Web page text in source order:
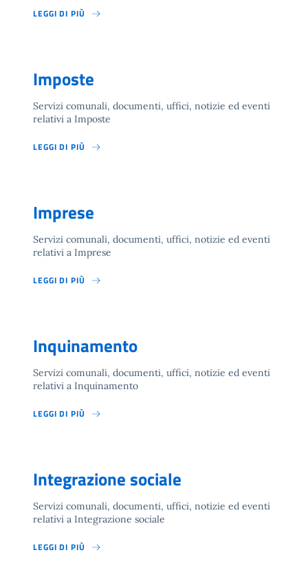
LEGGI DI PIÙ
Imposte
Servizi comunali, documenti, uffici, notizie ed eventi
relativi a Imposte
LEGGI DI PIÙ
Imprese
Servizi comunali, documenti, uffici, notizie ed eventi
relativi a Imprese
LEGGI DI PIÙ
Inquinamento
Servizi comunali, documenti, uffici, notizie ed eventi
relativi a Inquinamento
LEGGI DI PIÙ
Integrazione sociale
Servizi comunali, documenti, uffici, notizie ed eventi
relativi a Integrazione sociale
LEGGI DI PIÙ